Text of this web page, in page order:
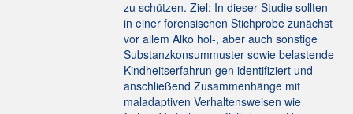
zu schützen. Ziel: In dieser Studie sollten
in einer forensischen Stichprobe zunächst
vor allem Alko hol-, aber auch sonstige
Substanzkonsummuster sowie belastende
Kindheitserfahrun gen identifiziert und
anschließend Zusammenhänge mit
maladaptiven Verhaltensweisen wie